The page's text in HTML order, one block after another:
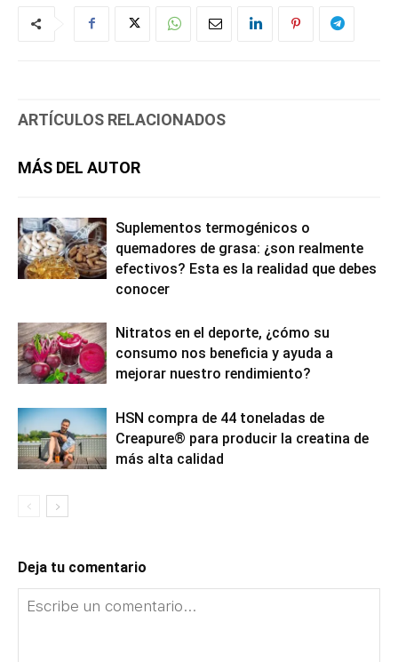
ARTÍCULOS RELACIONADOS
MÁS DEL AUTOR
Suplementos termogénicos o
quemadores de grasa: ¿son realmente
efectivos? Esta es la realidad que debes
conocer
Nitratos en el deporte, ¿cómo su
consumo nos beneficia y ayuda a
mejorar nuestro rendimiento?
HSN compra de 44 toneladas de
Creapure® para producir la creatina de
más alta calidad
Deja tu comentario